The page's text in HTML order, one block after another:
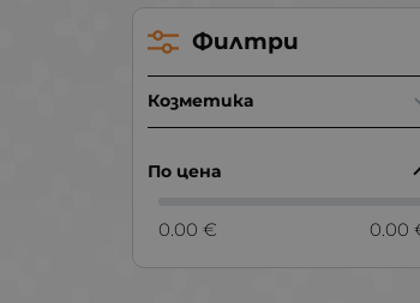
Филтри
Козметика
По цена
0.00 € 0.00